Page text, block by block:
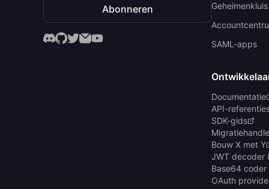
Abonneren
Geheimenkluis
SAML-apps
Documentatie
API-
SDK-gids
Bouw X met Y
JWT decoder
Base64
OAuth